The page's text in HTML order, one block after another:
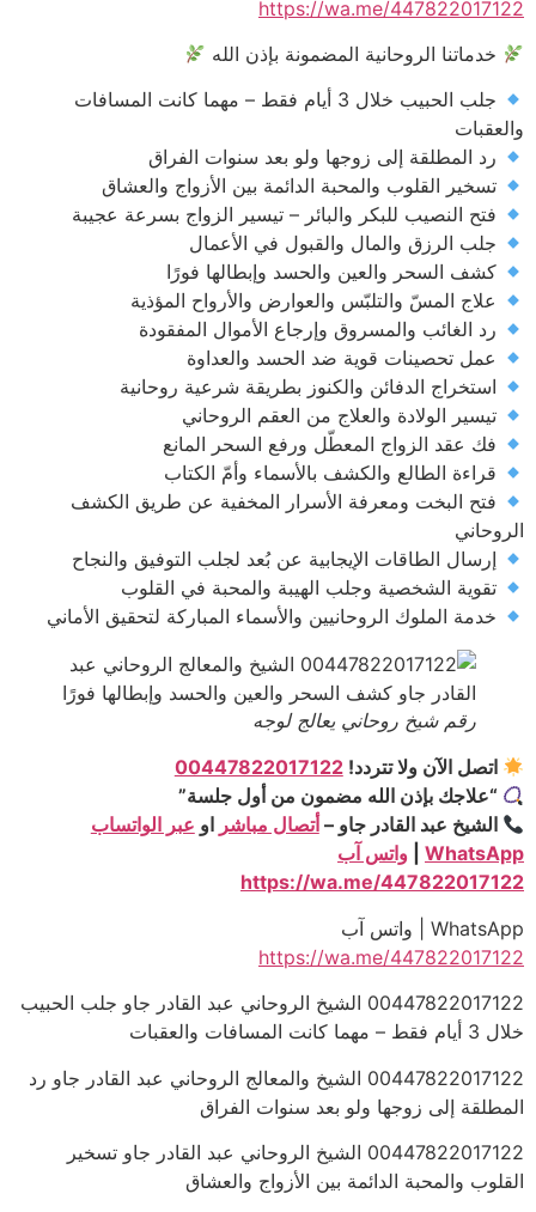
https://wa.me/447822017122
خدماتنا الروحانية المضمونة بإذن الله
جلب الحبيب خلال 3 أيام فقط – مهما كانت المسافات
والعقبات
رد المطلقة إلى زوجها ولو بعد سنوات الفراق
تسخير القلوب والمحبة الدائمة بين الأزواج والعشاق
فتح النصيب للبكر والبائر – تيسير الزواج بسرعة عجيبة
جلب الرزق والمال والقبول في الأعمال
كشف السحر والعين والحسد وإبطالها فورًا
علاج المسّ والتلبّس والعوارض والأرواح المؤذية
رد الغائب والمسروق وإرجاع الأموال المفقودة
عمل تحصينات قوية ضد الحسد والعداوة
استخراج الدفائن والكنوز بطريقة شرعية روحانية
تيسير الولادة والعلاج من العقم الروحاني
فك عقد الزواج المعطّل ورفع السحر المانع
قراءة الطالع والكشف بالأسماء وأمّ الكتاب
فتح البخت ومعرفة الأسرار المخفية عن طريق الكشف
الروحاني
إرسال الطاقات الإيجابية عن بُعد لجلب التوفيق والنجاح
تقوية الشخصية وجلب الهيبة والمحبة في القلوب
خدمة الملوك الروحانيين والأسماء المباركة لتحقيق الأماني
رقم شيخ روحاني يعالج لوجه
اتصل الآن ولا تتردد!00447822017122
“علاجك بإذن الله مضمون من أول جلسة”
الشيخ عبد القادر جاو – أتصال مباشر او عبر الواتساب
WhatsApp
واتس آب
https://wa.me/447822017122
WhatsApp | واتس آب
https://wa.me/447822017122
00447822017122 الشيخ الروحاني عبد القادر جاو جلب الحبيب
خلال 3 أيام فقط – مهما كانت المسافات والعقبات
00447822017122 الشيخ والمعالج الروحاني عبد القادر جاو رد
المطلقة إلى زوجها ولو بعد سنوات الفراق
00447822017122 الشيخ الروحاني عبد القادر جاو تسخير
القلوب والمحبة الدائمة بين الأزواج والعشاق